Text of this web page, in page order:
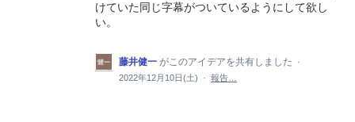
けていた同じ字幕がついているようにして欲し
い。
藤井健一 がこのアイデアを共有しました
·
2022年12月10日(土)
· 報告…